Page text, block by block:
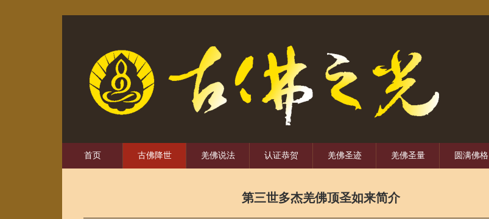
首页 古佛降世 羌佛说法 认证恭贺 羌佛圣迹 羌佛圣量 圆满佛格
第三世多杰羌佛顶圣如来简介